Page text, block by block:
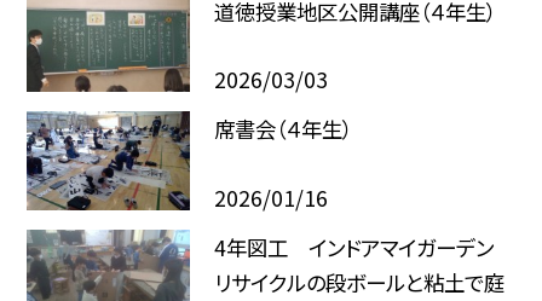
道徳授業地区公開講座（４年生）
2026/03/03
席書会（４年生）
2026/01/16
4年図工 インドアマイガーデン
リサイクルの段ボールと粘土で庭